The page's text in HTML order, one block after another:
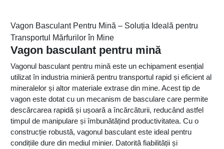
Vagon Basculant Pentru Mină – Soluția Ideală pentru
Transportul Mărfurilor în Mine
Vagon basculant pentru mină
Vagonul basculant pentru mină este un echipament esențial
utilizat în industria minieră pentru transportul rapid și eficient al
mineralelor și altor materiale extrase din mine. Acest tip de
vagon este dotat cu un mecanism de basculare care permite
descărcarea rapidă și ușoară a încărcăturii, reducând astfel
timpul de manipulare și îmbunătățind productivitatea. Cu o
construcție robustă, vagonul basculant este ideal pentru
condițiile dure din mediul minier. Datorită fiabilității și